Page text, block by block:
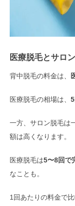
医療脱毛とサロ
背中脱毛の料金は、
医療脱毛の相場は、
一方、サロン脱毛は
額は高くなります。
医療脱毛は5〜8回で
なことも。
1回あたりの料金で比